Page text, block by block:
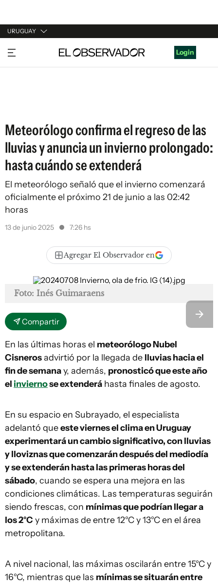
URUGUAY
URUGUAY
ARGENTINA
Login
Meteorólogo confirma el regreso de las
lluvias y anuncia un invierno prolongado:
hasta cuándo se extenderá
El meteorólogo señaló que el invierno comenzará
oficialmente el próximo 21 de junio a las 02:42
horas
13 de junio 2025 7:26 hs
Agregar El Observador en
Foto: Inés Guimaraens
Compartir
En las últimas horas el meteorólogo Nubel
Cisnerosadvirtió por la llegada de lluvias hacia el
fin de semanay, además, pronosticó que este año
el inviernose extenderá hasta finales de agosto.
En su espacio en Subrayado, el especialista
adelantó queeste viernes el clima en Uruguay
experimentará un cambio significativo, con lluvias
y lloviznas que comenzarán después del mediodía
y se extenderán hasta las primeras horas del
sábado, cuando se espera una mejora en las
condiciones climáticas. Las temperaturas seguirán
siendo frescas, con mínimas que podrían llegar a
los 2°C y máximas de entre 12°C y 13°C en el área
metropolitana.
A nivel nacional, las máximas oscilarán entre 15°C y
16°C, mientras que las mínimas se situarán entre